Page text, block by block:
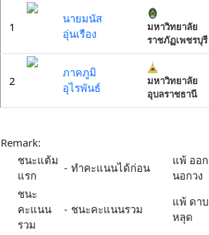
1
นายมนัส
อุ่นเรือง
มหาวิทยาลัย
ราชภัฏเพชรบุรี
2
ภาคภูมิ
อุไรพันธ์
มหาวิทยาลัย
อุบลราชธานี
Remark:
ชนะแต้ม
แรก
- ทำคะแนนได้ก่อน
แพ้ ออก
นอกวง
ชนะ
คะแนน
รวม
- ชนะคะแนนรวม
แพ้ ดาบ
หลุด